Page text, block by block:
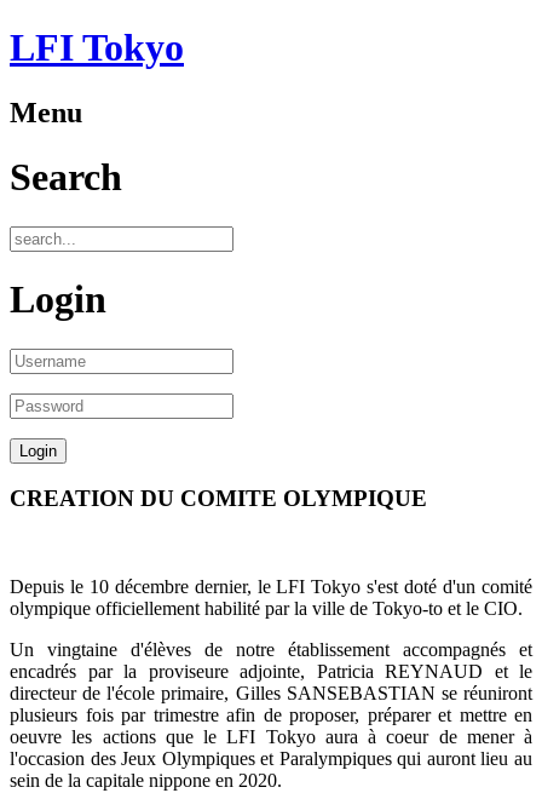
LFI Tokyo
Menu
Search
Login
CREATION DU COMITE OLYMPIQUE
Depuis le 10 décembre dernier, le LFI Tokyo s'est doté d'un comité
olympique officiellement habilité par la ville de Tokyo-to et le CIO.
Un vingtaine d'élèves de notre établissement accompagnés et
encadrés par la proviseure adjointe, Patricia REYNAUD et le
directeur de l'école primaire, Gilles SANSEBASTIAN se réuniront
plusieurs fois par trimestre afin de proposer, préparer et mettre en
oeuvre les actions que le LFI Tokyo aura à coeur de mener à
l'occasion des Jeux Olympiques et Paralympiques qui auront lieu au
sein de la capitale nippone en 2020.